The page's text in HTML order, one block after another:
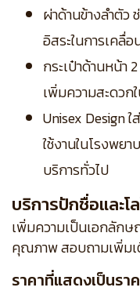
ผ่าด้านข้างลำตัว
อิสระในการเคลื่
กระเป๋าด้านหน้า
เพิ่มความสะดวก
Unisex Design
ใช้งานในโรงพย
บริการทั่วไป
บริการปักชื่อและโ
เพิ่มความเป็นเอกลัก
คุณภาพ สอบถามเพิ่มเ
ราคาที่แสดงเป็นรา